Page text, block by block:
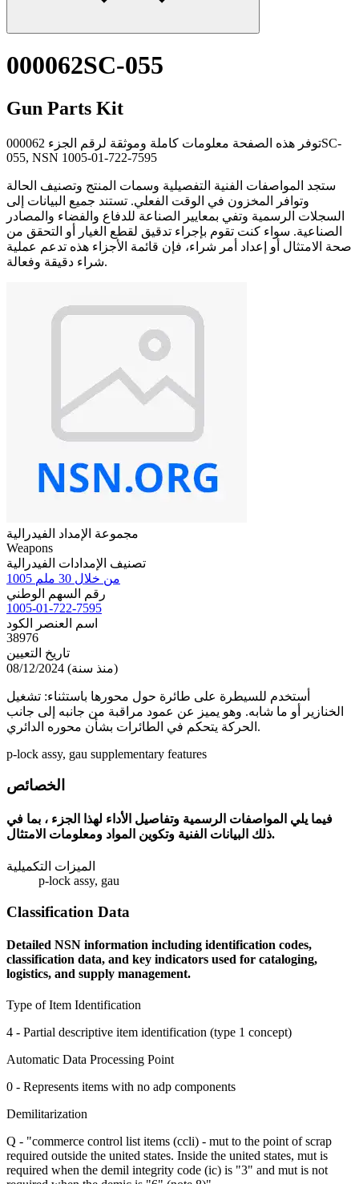
000062SC-055
Gun Parts Kit
توفر هذه الصفحة معلومات كاملة وموثقة لرقم الجزء 000062SC-
055, NSN 1005-01-722-7595
ستجد المواصفات الفنية التفصيلية وسمات المنتج وتصنيف الحالة
وتوافر المخزون في الوقت الفعلي. تستند جميع البيانات إلى
السجلات الرسمية وتفي بمعايير الصناعة للدفاع والفضاء والمصادر
الصناعية. سواء كنت تقوم بإجراء تدقيق لقطع الغيار أو التحقق من
صحة الامتثال أو إعداد أمر شراء، فإن قائمة الأجزاء هذه تدعم عملية
شراء دقيقة وفعالة.
مجموعة الإمداد الفيدرالية
Weapons
تصنيف الإمدادات الفيدرالية
1005 من خلال 30 ملم
رقم السهم الوطني
1005-01-722-7595
اسم العنصر الكود
38976
تاريخ التعيين
08/12/2024 (منذ سنة)
أستخدم للسيطرة على طائرة حول محورها باستثناء: تشغيل
الخنازير أو ما شابه. وهو يميز عن عمود مراقبة من جانبه إلى جانب
الحركة يتحكم في الطائرات بشأن محوره الدائري.
p-lock assy, gau supplementary features
الخصائص
فيما يلي المواصفات الرسمية وتفاصيل الأداء لهذا الجزء ، بما في
ذلك البيانات الفنية وتكوين المواد ومعلومات الامتثال.
الميزات التكميلية
p-lock assy, gau
Classification Data
Detailed NSN information including identification codes,
classification data, and key indicators used for cataloging,
logistics, and supply management.
Type of Item Identification
4 - Partial descriptive item identification (type 1 concept)
Automatic Data Processing Point
0 - Represents items with no adp components
Demilitarization
Q - "commerce control list items (ccli) - mut to the point of scrap
required outside the united states. Inside the united states, mut is
required when the demil integrity code (ic) is "3" and mut is not